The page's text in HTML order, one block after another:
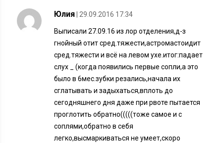
Юлия | 29.09.2016 17:34
Выписали 27.09.16 из лор отделения,д-з
гнойный отит сред.тяжести,астромастоидит
сред.тяжести и всё на левом ухе.итог:падает
слух _ (когда появились первые сопли,а это
было в 6мес.зубки резались,начала их
сглатывать и задыхаться,вплоть до
сегодняшнего дня даже при рвоте пытается
проглотить обратно(((((тоже самое и с
соплями,обратно в себя
легко,высмаркиваться не умеет,скоро